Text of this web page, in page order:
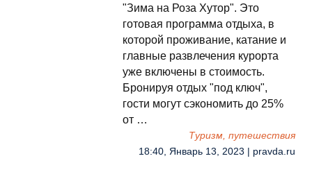
"Зима на Роза Хутор". Это
готовая программа отдыха, в
которой проживание, катание и
главные развлечения курорта
уже включены в стоимость.
Бронируя отдых "под ключ",
гости могут сэкономить до 25%
от …
Туризм, путешествия
18:40, Январь 13, 2023 | pravda.ru